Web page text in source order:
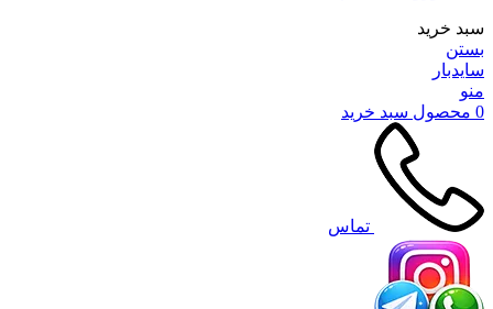
سبد خرید
بستن
سایدبار
منو
0 محصول سبد خرید
تماس